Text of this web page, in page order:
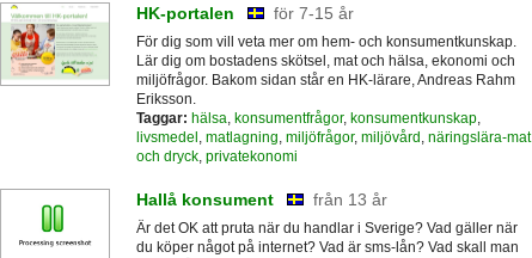
HK-portalen för 7-15 år
För dig som vill veta mer om hem- och konsumentkunskap.
Lär dig om bostadens skötsel, mat och hälsa, ekonomi och
miljöfrågor. Bakom sidan står en HK-lärare, Andreas Rahm
Eriksson.
Taggar: hälsa, konsumentfrågor, konsumentkunskap,
livsmedel , matlagning, miljöfrågor, miljövård , näringslära-mat
och dryck, privatekonomi
Hallå konsument från 13 år
Är det OK att pruta när du handlar i Sverige? Vad gäller när
du köper något på internet? Vad är sms-lån? Vad skall man